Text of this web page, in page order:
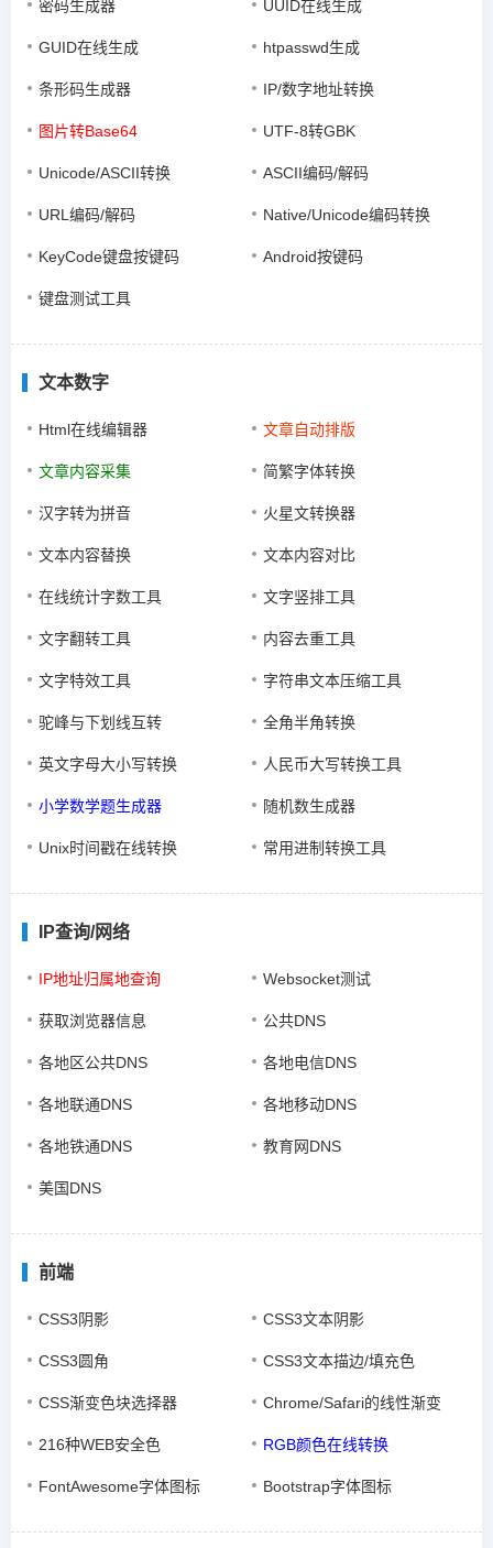
密码生成器 UUID在线生成
GUID在线生成 htpasswd生成
条形码生成器 IP/数字地址转换
图片转Base64 UTF-8转GBK
Unicode/ASCII转换 ASCII编码/解码
URL编码/解码 Native/Unicode编码转换
KeyCode键盘按键码 Android按键码
键盘测试工具
文本数字
Html在线编辑器 文章自动排版
文章内容采集 简繁字体转换
汉字转为拼音 火星文转换器
文本内容替换 文本内容对比
在线统计字数工具 文字竖排工具
文字翻转工具 内容去重工具
文字特效工具 字符串文本压缩工具
驼峰与下划线互转 全角半角转换
英文字母大小写转换 人民币大写转换工具
小学数学题生成器 随机数生成器
Unix时间戳在线转换 常用进制转换工具
IP查询/网络
IP地址归属地查询 Websocket测试
获取浏览器信息 公共DNS
各地区公共DNS 各地电信DNS
各地联通DNS 各地移动DNS
各地铁通DNS 教育网DNS
美国DNS
前端
CSS3阴影 CSS3文本阴影
CSS3圆角 CSS3文本描边/填充色
CSS渐变色块选择器 Chrome/Safari的线性渐变
216种WEB安全色 RGB颜色在线转换
FontAwesome字体图标 Bootstrap字体图标